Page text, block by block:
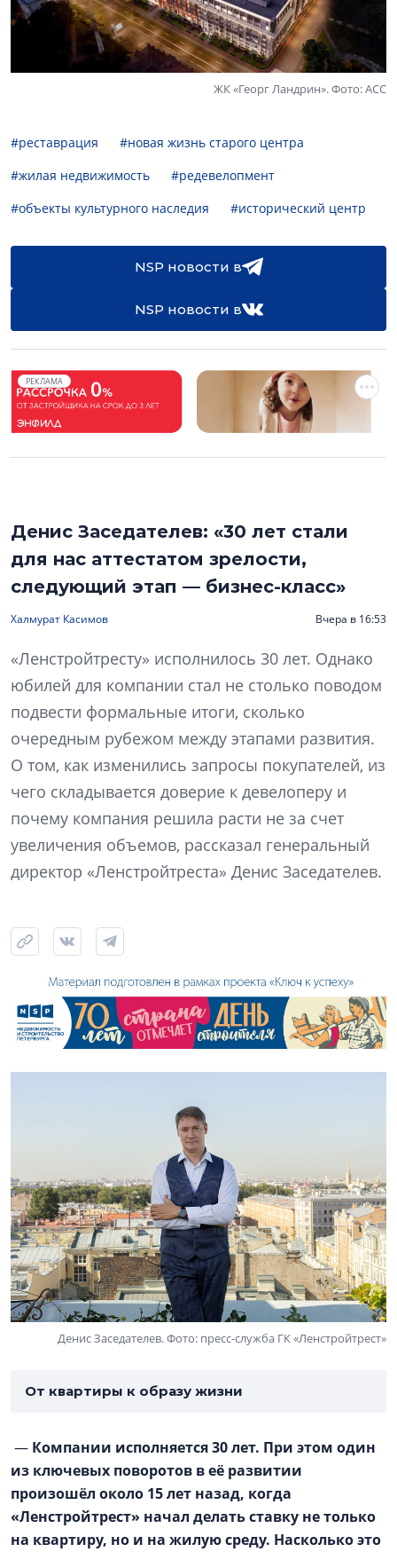
ЖК «Георг Ландрин». Фото: АСС
#реставрация
#новая жизнь старого центра
#жилая недвижимость
#редевелопмент
#объекты культурного наследия
#исторический центр
NSP новости в
NSP новости в
РЕКЛАМА
Денис Заседателев: «30 лет стали
для нас аттестатом зрелости,
следующий этап — бизнес-класс»
Халмурат Касимов Вчера в 16:53
«Ленстройтресту» исполнилось 30 лет. Однако
юбилей для компании стал не столько поводом
подвести формальные итоги, сколько
очередным рубежом между этапами развития.
О том, как изменились запросы покупателей, из
чего складывается доверие к девелоперу и
почему компания решила расти не за счет
увеличения объемов, рассказал генеральный
директор «Ленстройтреста» Денис Заседателев.
Денис Заседателев. Фото: пресс-служба ГК «Ленстройтрест»
От квартиры к образу жизни
— Компании исполняется 30 лет. При этом один
из ключевых поворотов в её развитии
произошёл около 15 лет назад, когда
«Ленстройтрест» начал делать ставку не только
на квартиру, но и на жилую среду. Насколько это